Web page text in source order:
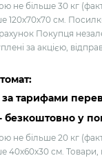
не більше 30 кг
120х70х70 см.
Покупця
за акцією,
за тарифами
безкоштовно у
не більше 20 кг
40х60х30 см. Товари,